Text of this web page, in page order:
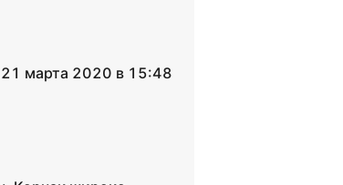
21 марта 2020 в 15:48